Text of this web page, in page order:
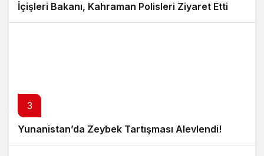
İçişleri Bakanı, Kahraman Polisleri Ziyaret Etti
3
Yunanistan’da Zeybek Tartışması Alevlendi!